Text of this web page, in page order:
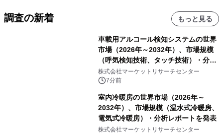
調査の新着 もっと見る
車載用アルコール検知システムの世界
市場（2026年～2032年）、市場規模
（呼気検知技術、タッチ技術）・分析
レポートを発表
株式会社マーケットリサーチセンター
7分前
室内冷暖房の世界市場（2026年～
2032年）、市場規模（温水式冷暖房、
電気式冷暖房）・分析レポートを発表
株式会社マーケットリサーチセンター